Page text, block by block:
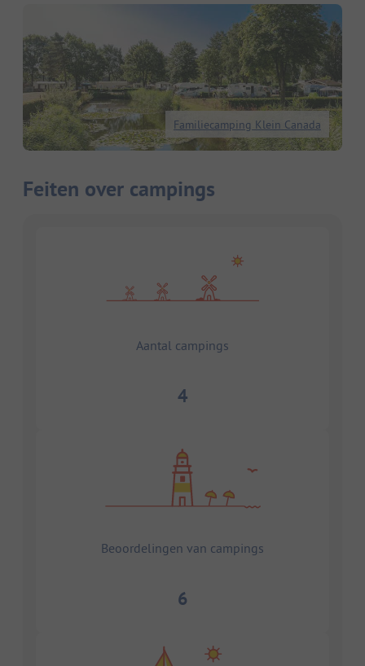
Familiecamping Klein Canada
Feiten over campings
Aantal campings
4
Beoordelingen van campings
6